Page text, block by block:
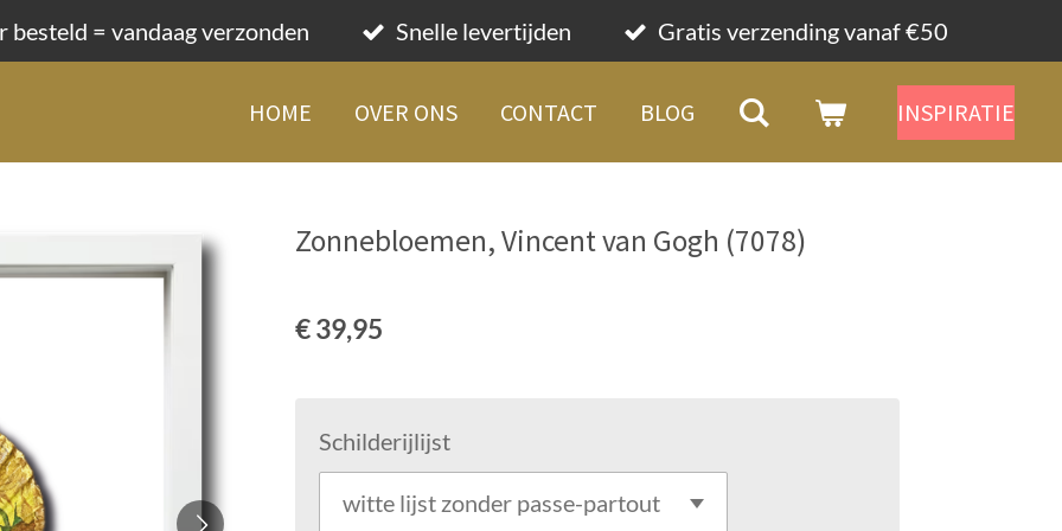
= vandaag verzonden Snelle levertijden Gratis verzending vanaf €50
HOME OVER ONS CONTACT BLOG INSPIRATIE
Zonnebloemen, Vincent van Gogh (7078)
€ 39,95
Schilderijlijst